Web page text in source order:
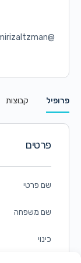
@mirizaltzman
פרופיל קבוצות
פרטים
שם פרטי
שם משפחה
כינוי